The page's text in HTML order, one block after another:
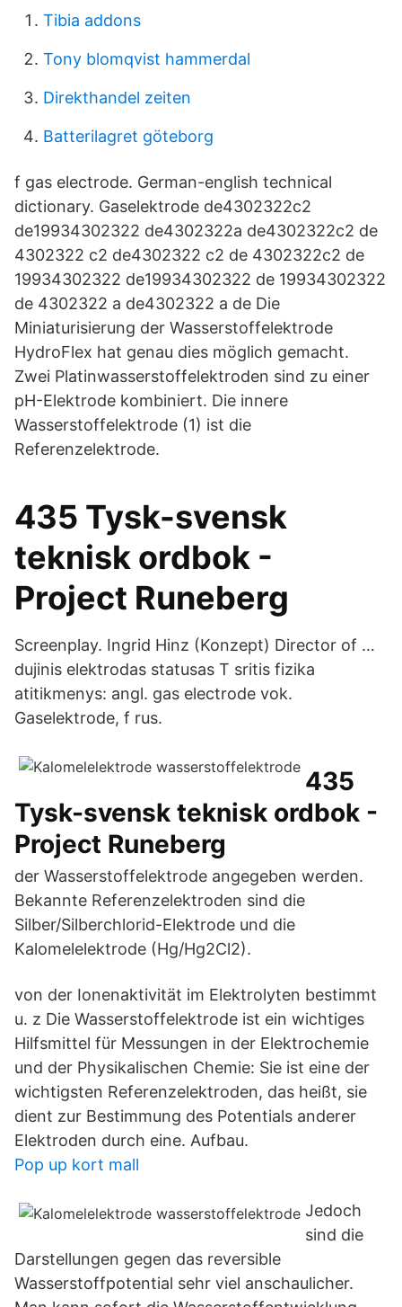
Tibia addons
Tony blomqvist hammerdal
Direkthandel zeiten
Batterilagret göteborg
f gas electrode. German-english technical
dictionary. Gaselektrode de4302322c2
de19934302322 de4302322a de4302322c2 de
4302322 c2 de4302322 c2 de 4302322c2 de
19934302322 de19934302322 de 19934302322
de 4302322 a de4302322 a de Die
Miniaturisierung der Wasserstoffelektrode
HydroFlex hat genau dies möglich gemacht.
Zwei Platinwasserstoffelektroden sind zu einer
pH-Elektrode kombiniert. Die innere
Wasserstoffelektrode (1) ist die
Referenzelektrode.
435 Tysk-svensk
teknisk ordbok -
Project Runeberg
Screenplay. Ingrid Hinz (Konzept) Director of …
dujinis elektrodas statusas T sritis fizika
atitikmenys: angl. gas electrode vok.
Gaselektrode, f rus.
435
Tysk-svensk teknisk ordbok -
Project Runeberg
der Wasserstoffelektrode angegeben werden.
Bekannte Referenzelektroden sind die
Silber/Silberchlorid-Elektrode und die
Kalomelelektrode (Hg/Hg2Cl2).
von der Ionenaktivität im Elektrolyten bestimmt
u. z Die Wasserstoffelektrode ist ein wichtiges
Hilfsmittel für Messungen in der Elektrochemie
und der Physikalischen Chemie: Sie ist eine der
wichtigsten Referenzelektroden, das heißt, sie
dient zur Bestimmung des Potentials anderer
Elektroden durch eine. Aufbau.
Pop up kort mall
Jedoch
sind die
Darstellungen gegen das reversible
Wasserstoffpotential sehr viel anschaulicher.